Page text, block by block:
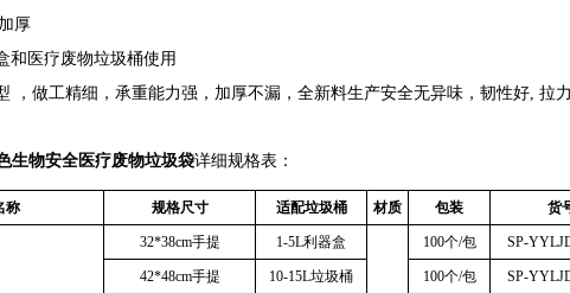
厚
和医疗废物垃圾桶使用
，做工精细，承重能力强，加厚不漏，全新料生产安全无异味，韧性好, 拉
生物安全医疗废物垃圾袋详细规格表：
称 规格尺寸 适配垃圾桶 材质 包装 货
32*38cm手提 1-5L利器盒 100个/包 SP-
42*48cm手提 10-15L垃圾桶 100个/包 SP-